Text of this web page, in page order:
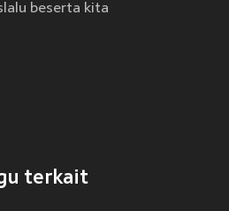
beserta kita
terkait